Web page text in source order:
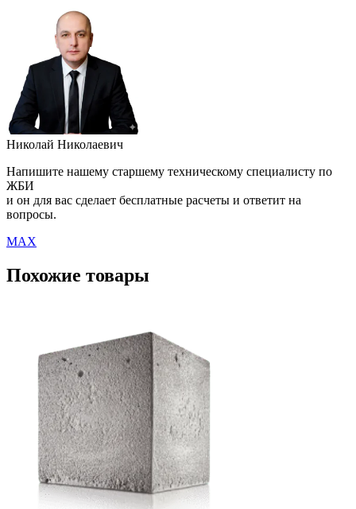
Николай Николаевич
Напишите нашему старшему техническому специалисту по
ЖБИ
и он для вас сделает бесплатные расчеты и ответит на
вопросы.
MAX
Похожие товары